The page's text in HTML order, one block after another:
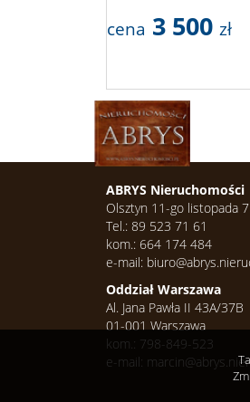
cena 3 500 zł
ABRYS Nieruchomości
Olsztyn 11-go listopada
Tel.: 89 523 71 61
kom.: 664 174 484
e-mail:
Oddział Warszawa
Al. Jana Pawła II 43A/37B
01-001 Warszawa
kom.: 798-849-523
e-mail: